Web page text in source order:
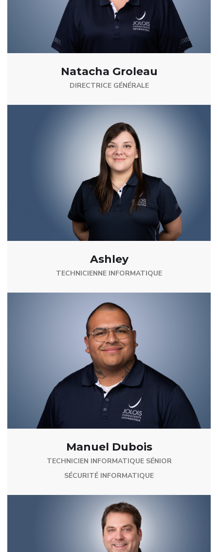
Natacha Groleau
DIRECTRICE GÉNÉRALE
Ashley
TECHNICIENNE INFORMATIQUE
Manuel Dubois
TECHNICIEN INFORMATIQUE SÉNIOR
SÉCURITÉ INFORMATIQUE